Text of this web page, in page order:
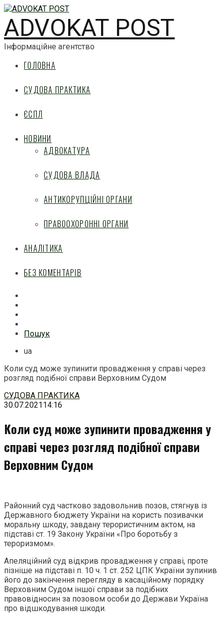
ADVOKAT POST
Інформаційне агентство
ГОЛОВНА
СУДОВА ПРАКТИКА
ЄСПЛ
НОВИНИ
АДВОКАТУРА
СУДОВА ВЛАДА
АНТИКОРУПЦІЙНІ ОРГАНИ
ПРАВООХОРОННІ ОРГАНИ
АНАЛІТИКА
БЕЗ КОМЕНТАРІВ
Пошук
ua
Коли суд може зупинити провадження у справі через
розгляд подібної справи Верховним Судом
Перейти
до
СУДОВА ПРАКТИКА
30.07.202114:16
Коли суд може зупинити провадження у
справі через розгляд подібної справи
Верховним Судом
Районний суд частково задовольнив позов, стягнув із
Державного бюджету України на користь позивачки
моральну шкоду, завдану терористичним актом, на
підставі ст. 19 Закону України «Про боротьбу з
тероризмом».
Апеляційний суд відкрив провадження у справі, проте
пізніше на підставі п. 10 ч. 1 ст. 252 ЦПК України зупинив
його до закінчення перегляду в касаційному порядку
Верховним Судом іншої справи за подібних
правовідносин за позовом особи до Держави Україна
про відшкодування шкоди.